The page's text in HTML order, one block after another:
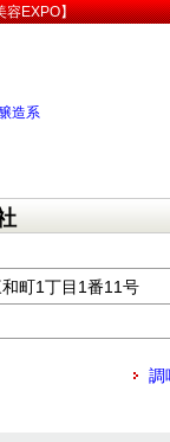
容EXPO】
造系
町1丁目1番11号
調